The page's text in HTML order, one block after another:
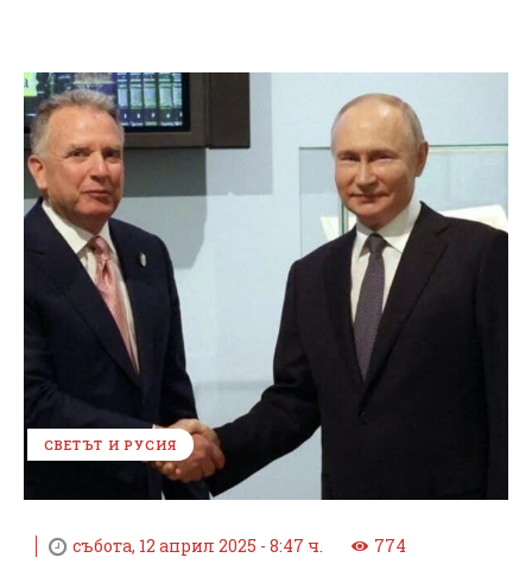
СВЕТЪТ И РУСИЯ
събота, 12 април 2025 - 8:47 ч. 774